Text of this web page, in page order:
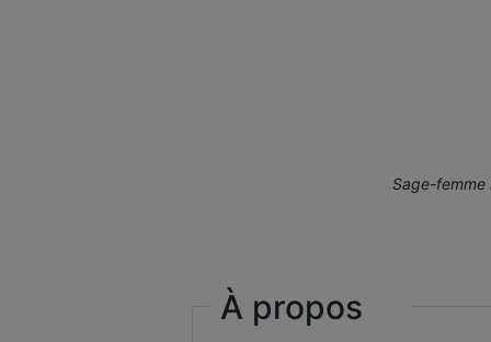
Sage-femme
À propos